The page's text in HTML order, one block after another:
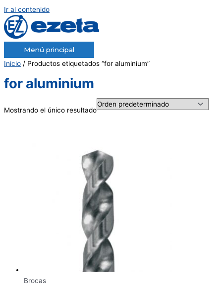
Ir al contenido
Menú principal
Inicio / Productos etiquetados “for aluminium”
for aluminium
Mostrando el único resultado
Brocas